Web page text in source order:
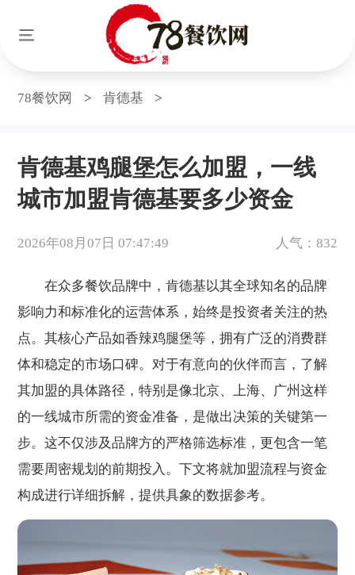
78餐饮网 > 肯德基 >
肯德基鸡腿堡怎么加盟，一线
城市加盟肯德基要多少资金
2026年08月07日 07:47:49 人气：832
在众多餐饮品牌中，肯德基以其全球知名的品牌
影响力和标准化的运营体系，始终是投资者关注的热
点。其核心产品如香辣鸡腿堡等，拥有广泛的消费群
体和稳定的市场口碑。对于有意向的伙伴而言，了解
其加盟的具体路径，特别是像北京、上海、广州这样
的一线城市所需的资金准备，是做出决策的关键第一
步。这不仅涉及品牌方的严格筛选标准，更包含一笔
需要周密规划的前期投入。下文将就加盟流程与资金
构成进行详细拆解，提供具象的数据参考。